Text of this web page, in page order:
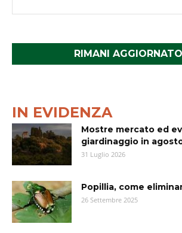
RIMANI AGGIORNATO
IN EVIDENZA
Mostre mercato ed
giardinaggio in
31 Luglio 2026
Popillia, come
26 Settembre 2025